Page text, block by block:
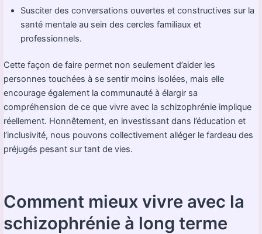
Susciter des conversations ouvertes et constructives sur la
santé mentale au sein des cercles familiaux et
professionnels.
Cette façon de faire permet non seulement d’aider les
personnes touchées à se sentir moins isolées, mais elle
encourage également la communauté à élargir sa
compréhension de ce que vivre avec la schizophrénie implique
réellement. Honnêtement, en investissant dans l’éducation et
l’inclusivité, nous pouvons collectivement alléger le fardeau des
préjugés pesant sur tant de vies.
Comment mieux vivre avec la
schizophrénie à long terme